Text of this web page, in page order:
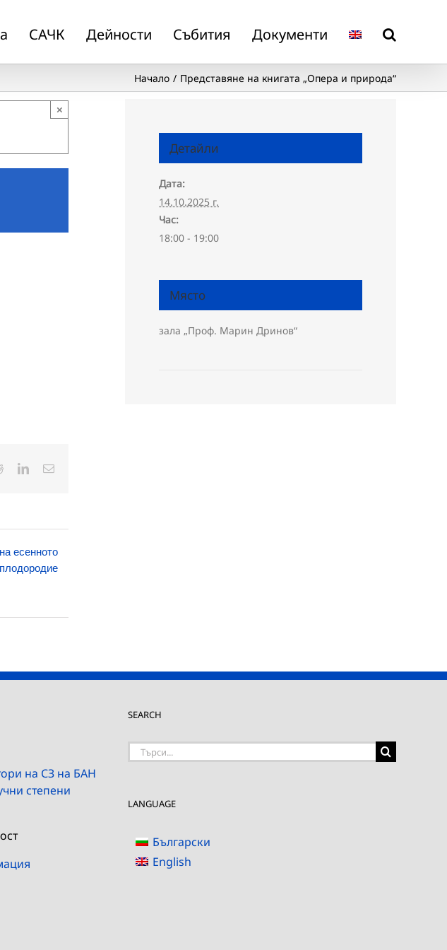
САЧК Дейности Събития Документи
Начало Представяне на книгата „Опера и природа“
×
RedditLinkedInЕлектронна
есенното
плодородие
Детайли
Дата:
14.10.2025 г.
Час:
18:00 - 19:00
Място
зала „Проф. Марин Дринов“
на СЗ на БАН
степени
SEARCH
Търсене
LANGUAGE
Български
English